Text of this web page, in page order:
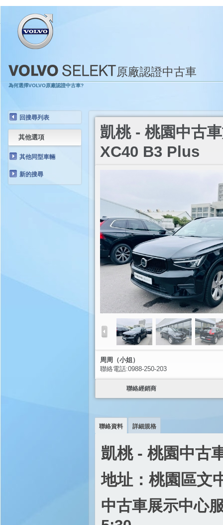
原廠認證中古車
為何選擇VOLVO原廠認證中古車?
回搜尋列表
其他選項
其他同型車輛
新的搜尋
凱桃 - 桃園中古
XC40 B3 Plus
周周（小姐）
聯絡電話:0988-250-203
聯絡經銷商
聯絡資料 詳細規格
凱桃 - 桃園中古
地址：桃園區文
中古車展示中心